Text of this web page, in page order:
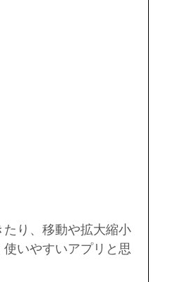
り、移動や拡大縮小
いやすいアプリと思